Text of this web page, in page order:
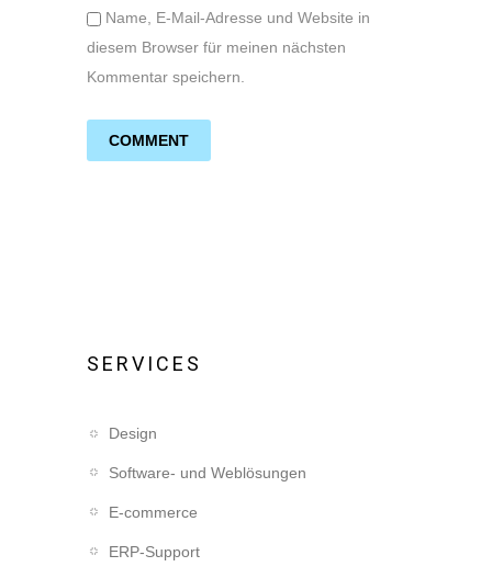
Name, E-Mail-Adresse und Website in
diesem Browser für meinen nächsten
Kommentar speichern.
SERVICES
Design
Software- und Weblösungen
E-commerce
ERP-Support